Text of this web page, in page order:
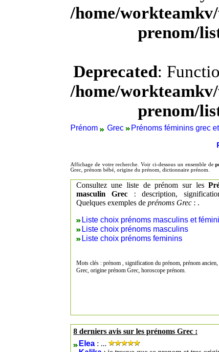
/home/
prenom/
Deprecated:
/home/
prenom/
Prénom Grec Prénoms féminins grec
Affichage de votre recherche. Voir ci-dessous un ensemble de
Grec, prénom bébé, origine du prénom, dictionnaire prénom.
Consultez une liste de prénom sur les
masculin Grec : description,
Quelques exemples de prénoms Grec: .
Liste choix prénoms masculins et
Liste choix prénoms masculins
Liste choix prénoms feminins
Mots clés : prénom , signification du prénom, prénom
Grec, origine prénom Grec, horoscope prénom.
8 derniers avis sur les prénoms Grec :
Elea : ...